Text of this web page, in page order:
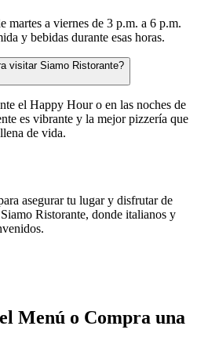
martes a viernes de 3 p.m. a 6 p.m.
y bebidas durante esas horas.
visitar Siamo Ristorante?
el Happy Hour o en las noches de
es vibrante y la mejor pizzería que
de vida.
asegurar tu lugar y disfrutar de
Ristorante, donde italianos y
Menú o Compra una